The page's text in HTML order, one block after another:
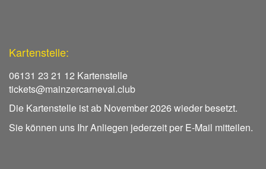
Kartenstelle:
06131 23 21 12 Kartenstelle
tickets@mainzercarneval.club
Die Kartenstelle ist ab November 2026 wieder besetzt.
Sie können uns Ihr Anliegen jederzeit per E-Mail mitteilen.